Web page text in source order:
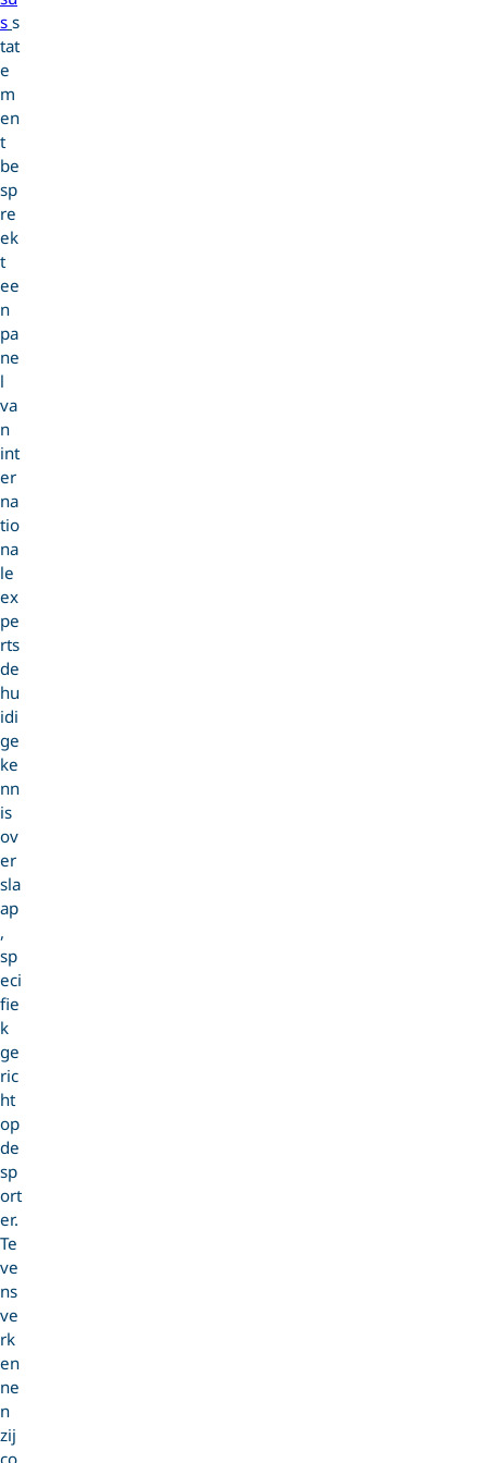
s s
tat
e
m
en
t
be
sp
re
ek
t
ee
n
pa
ne
l
va
n
int
er
na
tio
na
le
ex
pe
rts
de
hu
idi
ge
ke
nn
is
ov
er
sla
ap
,
sp
eci
fie
k
ge
ric
ht
op
de
sp
ort
er.
Te
ve
ns
ve
rk
en
ne
n
zij